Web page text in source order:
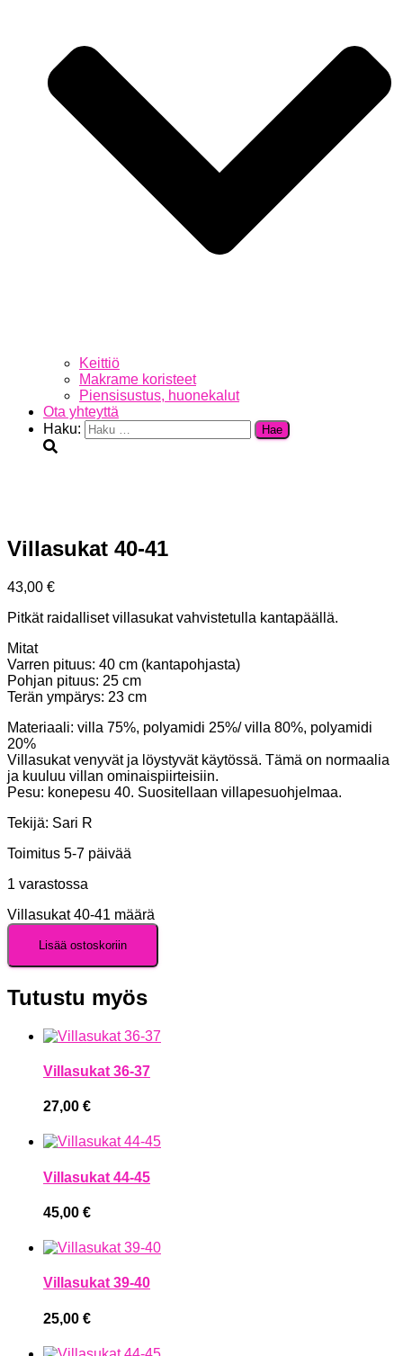
Keittiö
Makrame koristeet
Piensisustus, huonekalut
Ota yhteyttä
Haku:
Villasukat 40-41
43,00 €
Pitkät raidalliset villasukat vahvistetulla kantapäällä.
Mitat
Varren pituus: 40 cm (kantapohjasta)
Pohjan pituus: 25 cm
Terän ympärys: 23 cm
Materiaali: villa 75%, polyamidi 25%/ villa 80%, polyamidi
20%
Villasukat venyvät ja löystyvät käytössä. Tämä on normaalia
ja kuuluu villan ominaispiirteisiin.
Pesu: konepesu 40. Suositellaan villapesuohjelmaa.
Tekijä: Sari R
Toimitus 5-7 päivää
1 varastossa
Villasukat 40-41 määrä
Lisää ostoskoriin
Tutustu myös
Villasukat 36-37
27,00 €
Villasukat 44-45
45,00 €
Villasukat 39-40
25,00 €